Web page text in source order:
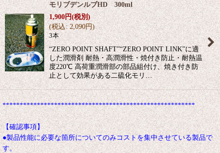
モリブデンルブHD 300ml
1,900円(税別)
(税込: 2,090円)
3本
“ZERO POINT SHAFT”“ZERO POINT LINK”に適
した潤滑剤 耐熱・高潤滑性・焼付き防止・耐熱温
度220℃ 高荷重潤滑部の部品組付け、焼き付き防
止として効果がある二硫化モリ…
********************************************************
【確認事項】
●製品性能に必要な箇所についてのみコストを集中させている製品で
す。